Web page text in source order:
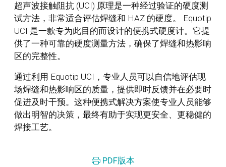
超声波接触阻抗 (UCI) 原理是一种经过验证的硬度测
试方法，非常适合评估焊缝和 HAZ 的硬度。 Equotip
UCI 是一款专为此目的而设计的便携式硬度计。它提
供了一种可靠的硬度测量方法，确保了焊缝和热影响
区的完整性。
通过利用 Equotip UCI，专业人员可以自信地评估现
场焊缝和热影响区的质量，提供即时反馈并在必要时
促进及时干预。这种便携式解决方案使专业人员能够
做出明智的决策，最终有助于实现更安全、更稳健的
焊接工艺。
PDF版本